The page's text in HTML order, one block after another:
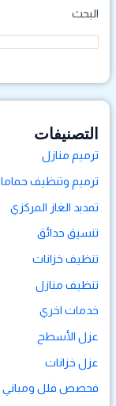
البحث
التصنيفات
ترميم منازل
ترميم وتنظيف
تمدبد الغاز المركزي
تنسيق حدائق
تنظيف خزانات
تنظيف منازل
خدمات اخري
عزل الأسطح
عزل خزانات
فحصص فلل ومباني